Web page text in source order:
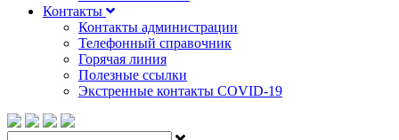
Контакты
Контакты администрации
Телефонный справочник
Горячая линия
Полезные ссылки
Экстренные контакты COVID-19